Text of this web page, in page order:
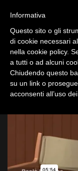
All
Informativa
Questo sito o gli
di cookie necessari
nella cookie policy.
a tutti o ad alcuni
Chiudendo questo
su un link o
acconsenti all’uso